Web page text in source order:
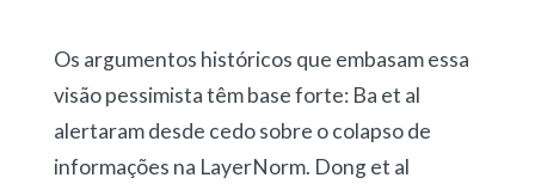
Os argumentos históricos que embasam essa
visão pessimista têm base forte: Ba et al
alertaram desde cedo sobre o colapso de
informações na LayerNorm. Dong et al